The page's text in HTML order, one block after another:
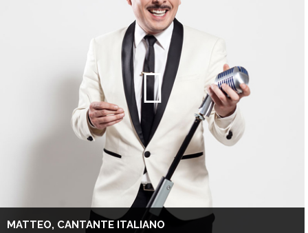
MATTEO, CANTANTE ITALIANO